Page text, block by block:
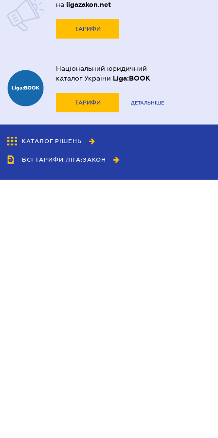
на ligazakon.net
ТАРИФИ
Національний юридичний
каталог України Liga:BOOK
ТАРИФИ ДЕТАЛЬНІШЕ
КАТАЛОГ РІШЕНЬ
ВСІ ТАРИФИ ЛІГА:ЗАКОН